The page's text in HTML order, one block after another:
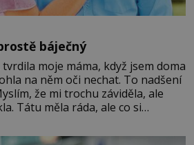
báječný
moje máma, když jsem doma
na něm oči nechat. To nadšení
že mi trochu záviděla, ale
Tátu měla ráda, ale co si
byla jiná doba, když